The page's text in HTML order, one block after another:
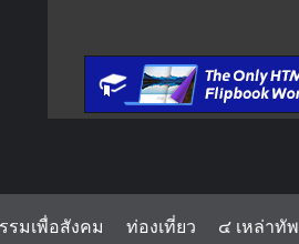
รมเพื่อสังคม ท่องเที่ยว ๔ เหล่าทัพ